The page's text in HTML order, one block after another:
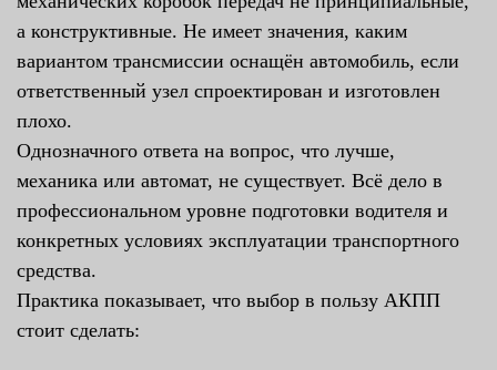
а конструктивные. Не имеет значения, каким
вариантом трансмиссии оснащён автомобиль, если
ответственный узел спроектирован и изготовлен
плохо.
Однозначного ответа на вопрос, что лучше,
механика или автомат, не существует. Всё дело в
профессиональном уровне подготовки водителя и
конкретных условиях эксплуатации транспортного
средства.
Практика показывает, что выбор в пользу АКПП
стоит сделать: